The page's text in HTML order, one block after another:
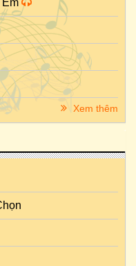
Em
Xem thêm